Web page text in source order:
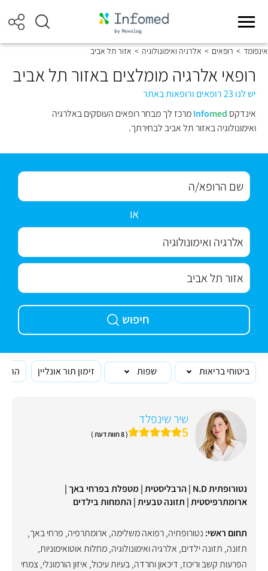
אינפומד > רופאים > אלרגיה ואימונולוגיה > אזור תל אביב
רופאי אלרגיה מומלצים באזור תל אביב
יש לנו 23 רופאים ורופאות באתר
אינדקס
Infomed
מרכז לך מבחר רופאים העוסקים באלרגיה
ואימונולוגיה באזור תל אביב לבחירתך.
או
חיפוש
ביטוחי בריאות שפות זימון תור אונליין
שיר שינפלד
5 ( 8 חוות דעת )
נטורופתית N.D | הרבליסטית | מטפלת בפרחי באך |
ארומתרפיסטית | תזונה טבעית | התמחות בילדים
תחום ראשי: נטורופתיה,רפואה משלימה, ארומתרפיה, פרחי באך,
תזונה, תזונה ילדים, אלרגיה ואימונולוגיה,מחלות אוטואימוניות,
הפרעות קשב וריכוז, דיכאון וחרדה,בעיות עיכול, איזון הורמונלי, צמחי